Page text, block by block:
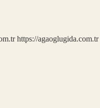
https://agaoglugida.com.tr